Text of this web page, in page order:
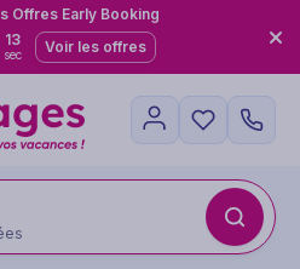
Offres Early Booking
12
sec Voir les offres